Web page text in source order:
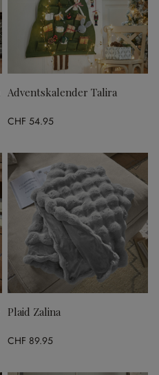
Adventskalender Talira
CHF 54.95
Plaid Zalina
CHF 89.95